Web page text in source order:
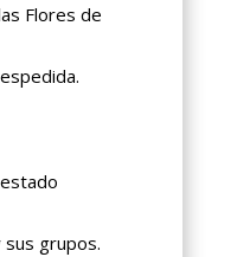
Flores de
sus grupos.